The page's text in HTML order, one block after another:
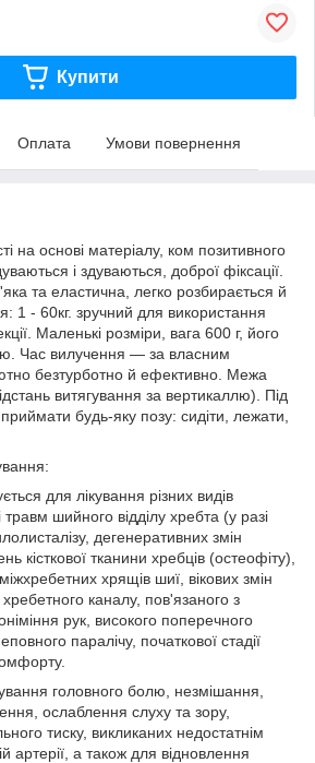
Купити
Оплата Умови повернення
на основі матеріалу, ком позитивного
і здуваються, доброї фіксації.
та еластична, легко розбирається й
1 - 60кг. зручний для використання
Маленькі розміри, вага 600 г, його
Час вилучення — за власним
безтурботно й ефективно. Межа
витягування за вертикаллю). Під
будь-яку позу: сидіти, лежати,
для лікування різних видів
шийного відділу хребта (у разі
дегенеративних змін
кісткової тканини хребців (остеофіту),
хрящів шиї, вікових змін
каналу, пов'язаного з
рук, високого поперечного
паралічу, початкової стадії
головного болю, незмішання,
ослаблення слуху та зору,
тиску, викликаних недостатнім
артерії, а також для відновлення